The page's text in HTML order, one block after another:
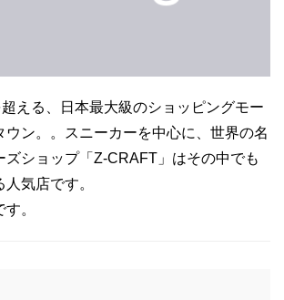
える、日本最大級のショッピングモー
ウン。。スニーカーを中心に、世界の名
ズショップ「Z-CRAFT」はその中でも
気店です。
。